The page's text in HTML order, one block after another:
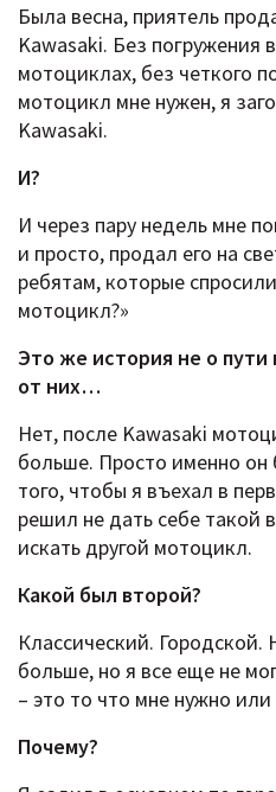
Была весна, приятель
Kawasaki. Без погружения
мотоциклах, без четкого
мотоцикл мне нужен, я
Kawasaki.
И?
И через пару недель мне
и просто, продал его на
ребятам, которые
мотоцикл?»
Это же история не о пути
от них…
Нет, после Kawasaki
больше. Просто именно
того, чтобы я въехал в
решил не дать себе такой
искать другой мотоцикл.
Какой был второй?
Классический.
больше, но я все еще не
– это то что мне нужно или
Почему?